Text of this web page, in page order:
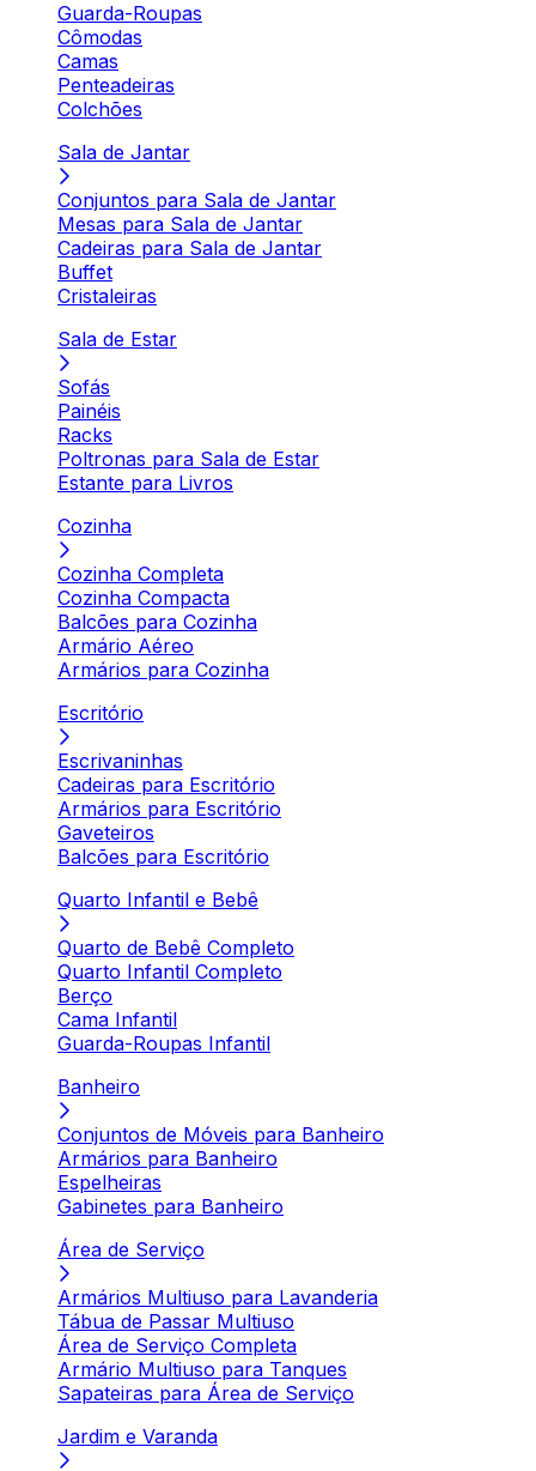
Guarda-Roupas
Cômodas
Camas
Penteadeiras
Colchões
Sala de Jantar
Conjuntos para Sala de Jantar
Mesas para Sala de Jantar
Cadeiras para Sala de Jantar
Buffet
Cristaleiras
Sala de Estar
Sofás
Painéis
Racks
Poltronas para Sala de Estar
Estante para Livros
Cozinha
Cozinha Completa
Cozinha Compacta
Balcões para Cozinha
Armário Aéreo
Armários para Cozinha
Escritório
Escrivaninhas
Cadeiras para Escritório
Armários para Escritório
Gaveteiros
Balcões para Escritório
Quarto Infantil e Bebê
Quarto de Bebê Completo
Quarto Infantil Completo
Berço
Cama Infantil
Guarda-Roupas Infantil
Banheiro
Conjuntos de Móveis para Banheiro
Armários para Banheiro
Espelheiras
Gabinetes para Banheiro
Área de Serviço
Armários Multiuso para Lavanderia
Tábua de Passar Multiuso
Área de Serviço Completa
Armário Multiuso para Tanques
Sapateiras para Área de Serviço
Jardim e Varanda